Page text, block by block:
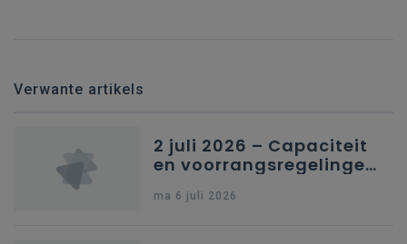
Verwante artikels
2 juli 2026 – Capaciteit
en voorrangsregelingen
secundair onderwijs in
ma 6 juli 2026